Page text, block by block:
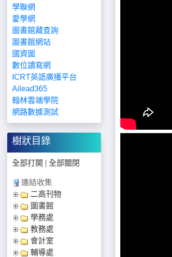
學聯網
愛學網
圖書館藏查詢
圖書館網站
國資圖
數位讀寫網
ICRT英語廣播平台
Ailead365
翰林雲端學院
網路數據測試
樹狀目錄
全部打開 全部關閉
連結收集
二高刊物
圖書館
學務處
教務處
會計室
輔導處